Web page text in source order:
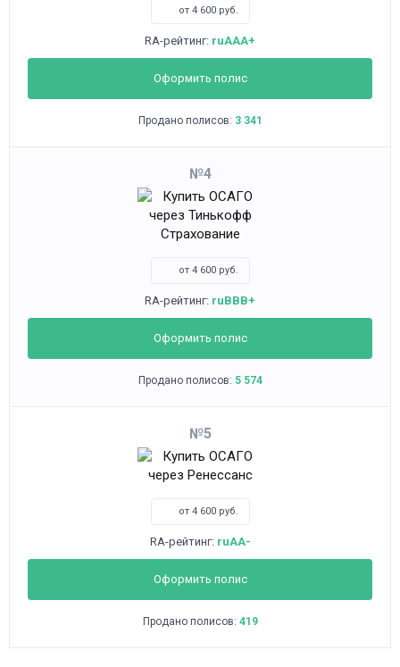
от 4 600 руб.
RA-рейтинг: ruAAA+
Оформить полис
Продано полисов: 3 341
4
от 4 600 руб.
RA-рейтинг: ruBBB+
Оформить полис
Продано полисов: 5 574
5
от 4 600 руб.
RA-рейтинг: ruAA-
Оформить полис
Продано полисов: 419